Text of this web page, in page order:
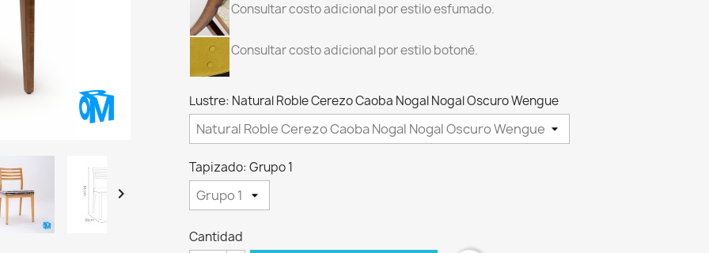

Consultar costo adicional por estilo esfumado.
Consultar costo adicional por estilo botoné.
Lustre: Natural Roble Cerezo Caoba Nogal Nogal Oscuro Wengue
Tapizado: Grupo 1
Cantidad